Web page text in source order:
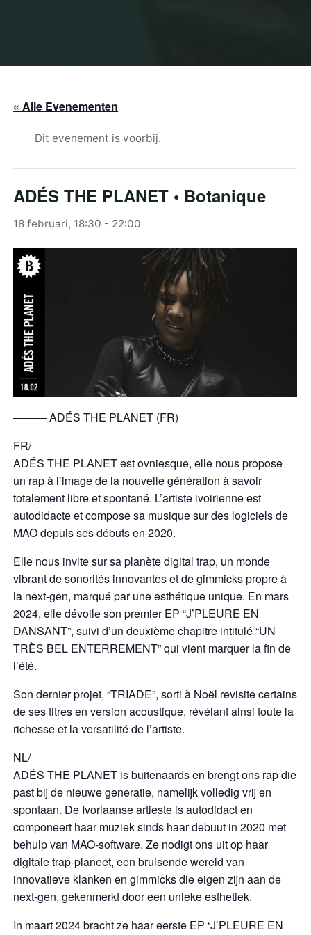
« Alle Evenementen
Dit evenement is voorbij.
ADÉS THE PLANET • Botanique
18 februari, 18:30 - 22:00
——— ADÉS THE PLANET (FR)
FR/
ADÉS THE PLANET est ovniesque, elle nous propose
un rap à l’image de la nouvelle génération à savoir
totalement libre et spontané. L’artiste ivoirienne est
autodidacte et compose sa musique sur des logiciels de
MAO depuis ses débuts en 2020.
Elle nous invite sur sa planète digital trap, un monde
vibrant de sonorités innovantes et de gimmicks propre à
la next-gen, marqué par une esthétique unique. En mars
2024, elle dévoile son premier EP “J’PLEURE EN
DANSANT”, suivi d’un deuxième chapitre intitulé “UN
TRÈS BEL ENTERREMENT” qui vient marquer la fin de
l’été.
Son dernier projet, “TRIADE”, sorti à Noël revisite certains
de ses titres en version acoustique, révélant ainsi toute la
richesse et la versatilité de l’artiste.
NL/
ADÉS THE PLANET is buitenaards en brengt ons rap die
past bij de nieuwe generatie, namelijk volledig vrij en
spontaan. De Ivoriaanse artieste is autodidact en
componeert haar muziek sinds haar debuut in 2020 met
behulp van MAO-software. Ze nodigt ons uit op haar
digitale trap-planeet, een bruisende wereld van
innovatieve klanken en gimmicks die eigen zijn aan de
next-gen, gekenmerkt door een unieke esthetiek.
In maart 2024 bracht ze haar eerste EP ‘J’PLEURE EN